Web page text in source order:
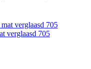
verglaasd 705